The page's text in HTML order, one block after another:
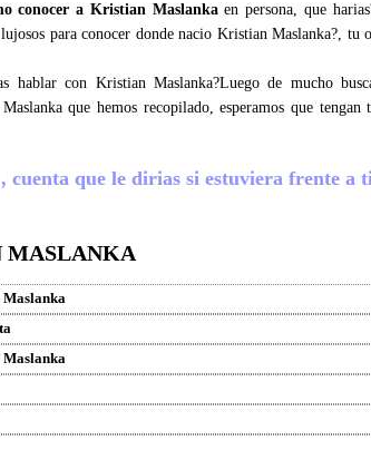
conocer a Kristian Maslankaen persona, que
para conocer donde nacio Kristian Maslanka?, tu
con Kristian Maslanka?Luego de mucho
que hemos recopilado, esperamos que tengan
que le dirias si estuviera frente a
MASLANKA